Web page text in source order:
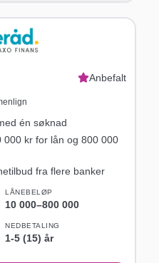
Anbefalt
én søknad
000 kr for lån og 800 000
fra flere banker
LÅNEBELØP
10 000–800 000
NEDBETALING
1-5 (15) år